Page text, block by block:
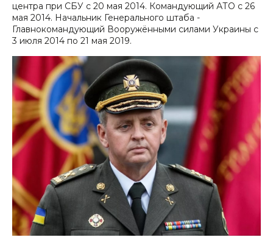
центра при СБУ с 20 мая 2014. Командующий АТО с 26
мая 2014. Начальник Генерального штаба -
Главнокомандующий Вооружёнными силами Украины с
3 июля 2014 по 21 мая 2019.